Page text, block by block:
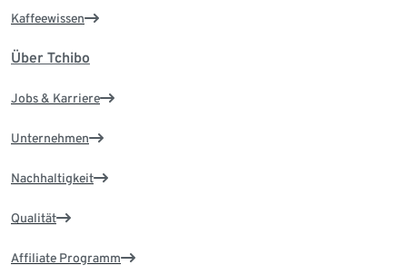
Kaffeewissen
Über Tchibo
Jobs & Karriere
Unternehmen
Nachhaltigkeit
Qualität
Affiliate Programm